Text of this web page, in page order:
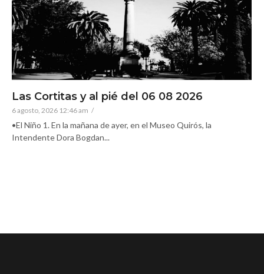
Las Cortitas y al pié del 06 08 2026
6 agosto, 2026 12:46 am /
•El Niño 1. En la mañana de ayer, en el Museo Quirós, la
Intendente Dora Bogdan...